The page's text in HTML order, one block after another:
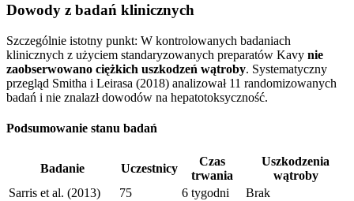
Dowody z badań klinicznych
Szczególnie istotny punkt: W kontrolowanych badaniach
klinicznych z użyciem standaryzowanych preparatów Kavy nie
zaobserwowano ciężkich uszkodzeń wątroby. Systematyczny
przegląd Smitha i Leirasa (2018) analizował 11 randomizowanych
badań i nie znalazł dowodów na hepatotoksyczność.
Podsumowanie stanu badań
Badanie Uczestnicy
Czas
trwania
Uszkodzenia
wątroby
Sarris et al. (2013)
75 6 tygodni
Brak